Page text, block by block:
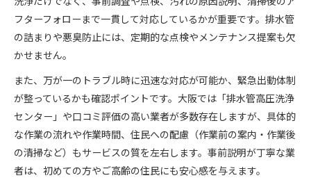
フターフォローまで一貫して対応しているかが重要です。排水管
の詰まりや悪臭防止には、定期的な点検やメンテナンス提案も欠
かせません。
また、万が一のトラブル時に迅速な対応が可能か、緊急出動体制
が整っているかも確認ポイントです。大阪では「排水管高圧洗浄
センター」や口コミ評価の高い業者が多数存在しますが、具体的
な作業の流れや作業時間、住民への配慮（作業前の案内・作業後
の清掃など）もサービスの質を左右します。事前説明が丁寧な業
者は、初めての方やご高齢の住民にも安心感を与えます。